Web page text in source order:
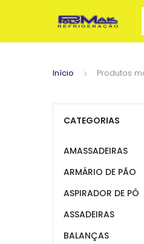
Início Produtos
CATEGORIAS
AMASSADEIRAS
ARMÁRIO DE PÃO
ASPIRADOR DE PÓ
ASSADEIRAS
BALANÇAS